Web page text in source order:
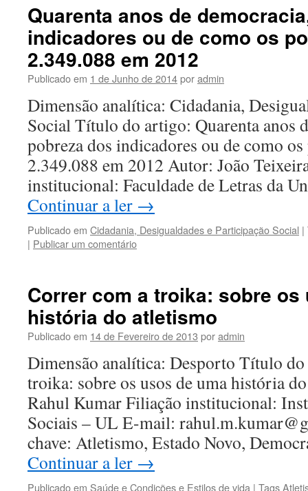
Quarenta anos de
indicadores ou de como os
2.349.088 em 2012
Publicado em 1 de Junho de 2014poradmin
Dimensão analítica: Cidadania,
Social Título do artigo: Quarenta anos
pobreza dos indicadores ou de como os
2.349.088 em 2012 Autor: João
institucional: Faculdade de Letras da
Continuar a ler →
Publicado em Cidadania, Desigualdades e Participação Social |
| Publicar um comentário
Correr com a troika: sobre os
história do atletismo
Publicado em 14 de Fevereiro de 2013 poradmin
Dimensão analítica: Desporto Título
troika: sobre os usos de uma história
Rahul Kumar Filiação institucional:
Sociais – UL E-mail:
chave: Atletismo, Estado Novo,
Continuar a ler →
Publicado em Saúde e Condições e Estilos de vida | Tags